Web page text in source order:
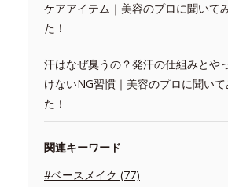
ケアアイテム｜美容のプロに聞いて
た！
汗はなぜ臭うの？発汗の仕組みとや
けないNG習慣｜美容のプロに聞いて
た！
関連キーワード
#ベースメイク (77)